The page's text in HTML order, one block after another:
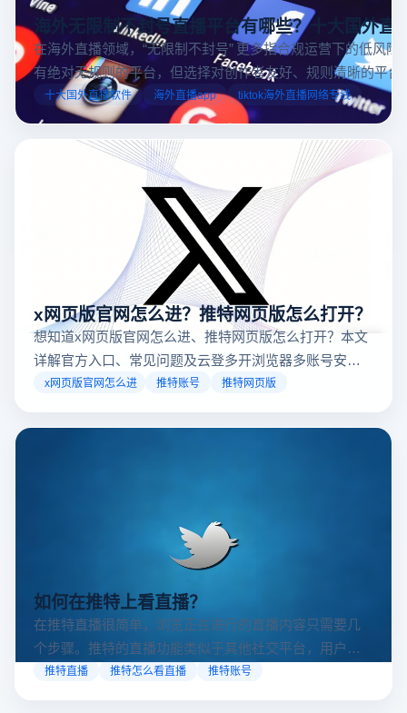
海外无限制不封号直播平台有哪些？十大国外直
在海外直播领域，“无限制不封号” 更多指合规运营下的低风
有绝对无规则的平台，但选择对创作者友好、规则清晰的平台
业工具规避风险，能显著降低封号概率。以下推荐十大国外
台，并结合云登多开浏览器的功能，详解如何安全高效运营。
十大国外直播软件 海外直播app tiktok海外直播网络专线
x网页版官网怎么进？推特网页版怎么打开？
想知道x网页版官网怎么进、推特网页版怎么打开？本文
详解官方入口、常见问题及云登多开浏览器多账号安全
访问方案，助你稳定登录高效运营。
x网页版官网怎么进 推特账号 推特网页版
如何在推特上看直播？
在推特直播很简单，浏览正在进行的直播内容只需要几
个步骤。推特的直播功能类似于其他社交平台，用户可
以通过关注自己喜欢的账号、浏览话题标签或查看实时
推特直播 推特怎么看直播 推特账号